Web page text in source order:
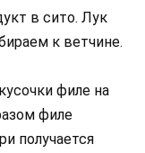
в сито. Лук
к ветчине.
филе на
филе
получается